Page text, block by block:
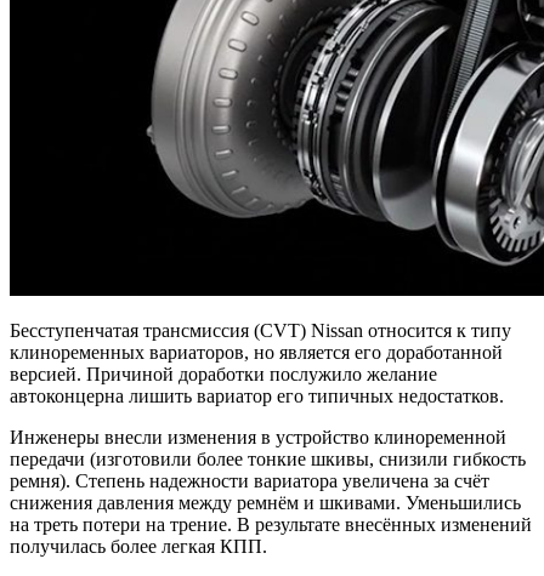
Бесступенчатая трансмиссия (CVT) Nissan относится к типу
клиноременных вариаторов, но является его доработанной
версией. Причиной доработки послужило желание
автоконцерна лишить вариатор его типичных недостатков.
Инженеры внесли изменения в устройство клиноременной
передачи (изготовили более тонкие шкивы, снизили гибкость
ремня). Степень надежности вариатора увеличена за счёт
снижения давления между ремнём и шкивами. Уменьшились
на треть потери на трение. В результате внесённых изменений
получилась более легкая КПП.